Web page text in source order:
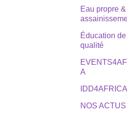
Eau propre &
Éducation de
qualité
A
NOS ACTUS